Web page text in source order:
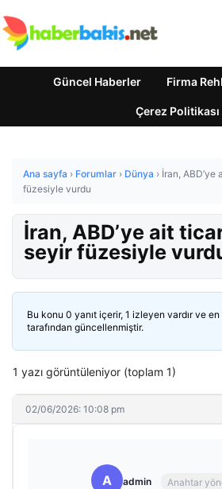
Güncel Haberler Firma
Çerez Politikası
Ana sayfa › Forumlar › Dünya › İran,
füzesiyle vurdu
İran, ABD’ye ait
seyir füzesiyle
Bu konu 0 yanıt içerir, 1 izleyen vardır ve en
tarafından güncellenmiştir.
1 yazı görüntüleniyor (toplam 1)
02/06/2026: 10:08 pm
A admin Anahtar